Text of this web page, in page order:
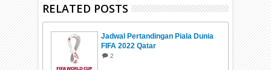
RELATED POSTS
Jadwal Pertandingan Piala Dunia
FIFA 2022 Qatar
2